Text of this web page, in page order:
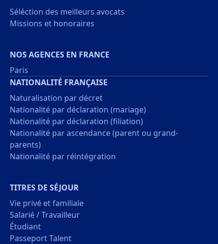
Séléction des meilleurs avocats
Missions et honoraires
NOS AGENCES EN FRANCE
Paris
NATIONALITÉ FRANÇAISE
Naturalisation par décret
Nationalité par déclaration (mariage)
Nationalité par déclaration (filiation)
Nationalité par ascendance (parent ou grand-
parents)
Nationalité par réintégration
TITRES DE SÉJOUR
Vie privé et familiale
Salarié / Travailleur
Étudiant
Passeport Talent